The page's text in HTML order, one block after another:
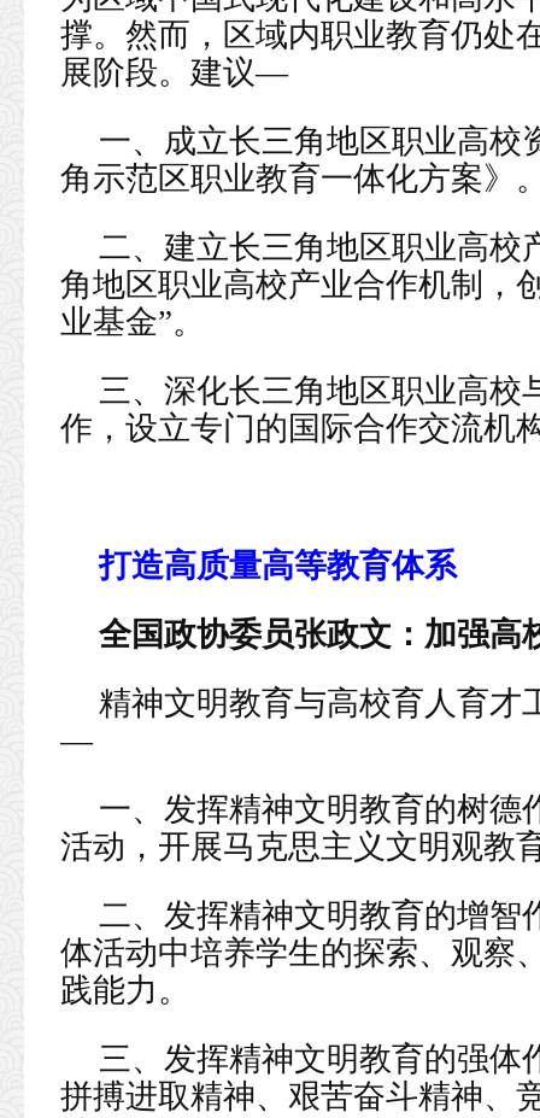
撑。然而，区域内职业教育仍处
展阶段。建议—
一、成立长三角地区职业高校
角示范区职业教育一体化方案》
二、建立长三角地区职业高校
角地区职业高校产业合作机制，
业基金”。
三、深化长三角地区职业高校
作，设立专门的国际合作交流机
打造高质量高等教育体系
全国政协委员张政文：加强高
精神文明教育与高校育人育才
—
一、发挥精神文明教育的树德
活动，开展马克思主义文明观教
二、发挥精神文明教育的增智
体活动中培养学生的探索、观察
践能力。
三、发挥精神文明教育的强体
拼搏进取精神、艰苦奋斗精神、